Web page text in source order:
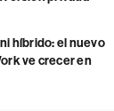
híbrido: el nuevo
ve crecer en